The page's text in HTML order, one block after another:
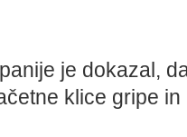
je dokazal,
klice gripe